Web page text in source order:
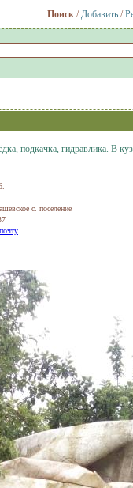
Поиск/Добавить/
подкачка, гидравлика. В
с. поселение